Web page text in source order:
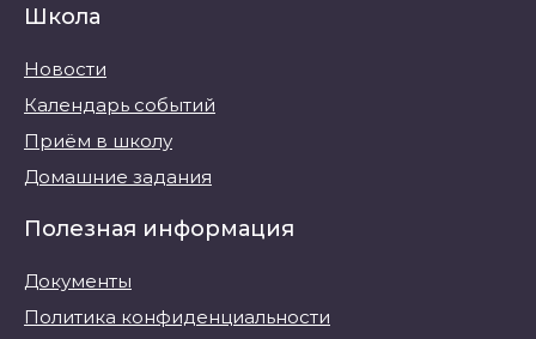
Школа
Новости
Календарь событий
Приём в школу
Домашние задания
Полезная информация
Документы
Политика конфиденциальности